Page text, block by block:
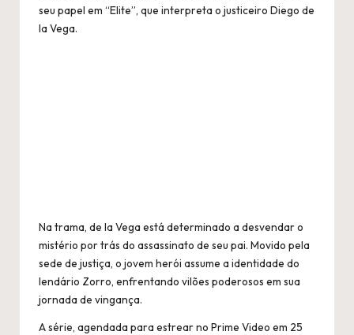
seu papel em “Elite”, que interpreta o justiceiro Diego de
la Vega.
Na trama, de la Vega está determinado a desvendar o
mistério por trás do assassinato de seu pai. Movido pela
sede de justiça, o jovem herói assume a identidade do
lendário Zorro, enfrentando vilões poderosos em sua
jornada de vingança.
A série, agendada para estrear no Prime Video em 25